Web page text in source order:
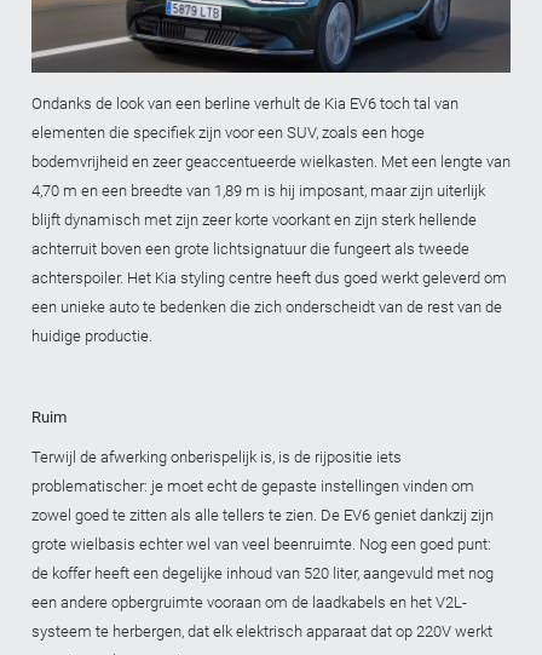
Ondanks de look van een berline verhult de Kia EV6 toch tal van
elementen die specifiek zijn voor een SUV, zoals een hoge
bodemvrijheid en zeer geaccentueerde wielkasten. Met een lengte van
4,70 m en een breedte van 1,89 m is hij imposant, maar zijn uiterlijk
blijft dynamisch met zijn zeer korte voorkant en zijn sterk hellende
achterruit boven een grote lichtsignatuur die fungeert als tweede
achterspoiler. Het Kia styling centre heeft dus goed werkt geleverd om
een unieke auto te bedenken die zich onderscheidt van de rest van de
huidige productie.
Ruim
Terwijl de afwerking onberispelijk is, is de rijpositie iets
problematischer: je moet echt de gepaste instellingen vinden om
zowel goed te zitten als alle tellers te zien. De EV6 geniet dankzij zijn
grote wielbasis echter wel van veel beenruimte. Nog een goed punt:
de koffer heeft een degelijke inhoud van 520 liter, aangevuld met nog
een andere opbergruimte vooraan om de laadkabels en het V2L-
systeem te herbergen, dat elk elektrisch apparaat dat op 220V werkt